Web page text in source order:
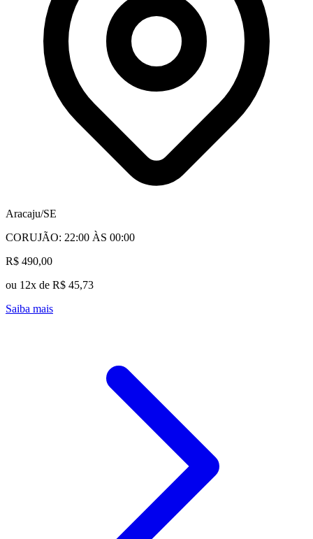
Aracaju/SE
CORUJÃO: 22:00 ÀS 00:00
R$ 490,00
ou 12x de R$ 45,73
Saiba mais